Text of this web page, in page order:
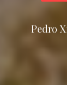
Pedro